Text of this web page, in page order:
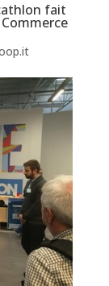
fait